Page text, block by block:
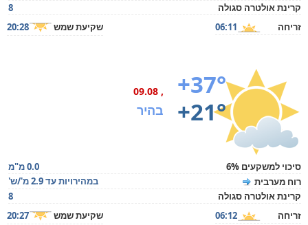
קרינת אולטרה סגולה
8
זריחה
06:11 שקיעת שמש 20:28
+37°
+21°
, 09.08
בהיר
סיכוי למשקעים 6%
0.0 מ"מ
רוח מערבית
במהירויות עד 2.9 מ'/ש'
קרינת אולטרה סגולה
8
זריחה
06:12 שקיעת שמש 20:27